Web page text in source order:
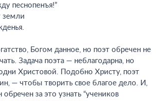
песнопенъя!”
земли
Богом данное, но поэт обречен не
Задача поэта — неблагодарна, но
Христовой. Подобно Христу, поэт
— чтобы творить свое благое дело. И,
за это узнать “учеников